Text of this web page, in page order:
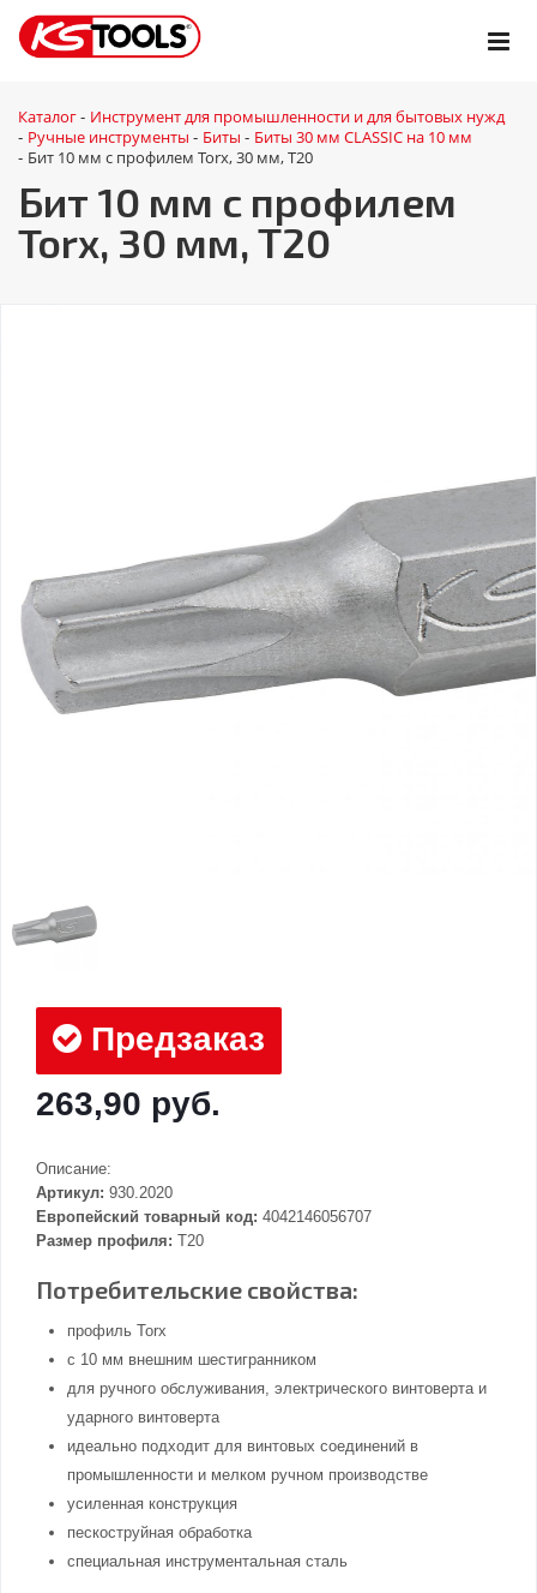
Каталог - Инструмент для промышленности и для бытовых нужд
- Ручные инструменты - Биты - Биты 30 мм CLASSIC на 10 мм
- Бит 10 мм с профилем Torx, 30 мм, Т20
Бит 10 мм с профилем
Torx, 30 мм, Т20
Предзаказ
263,90 руб.
Описание:
Артикул: 930.2020
Европейский товарный код: 4042146056707
Размер профиля: T20
Потребительские свойства:
профиль Torx
с 10 мм внешним шестигранником
для ручного обслуживания, электрического винтоверта и
ударного винтоверта
идеально подходит для винтовых соединений в
промышленности и мелком ручном производстве
усиленная конструкция
пескоструйная обработка
специальная инструментальная сталь